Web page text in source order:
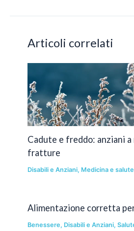
Articoli correlati
Cadute e freddo: anziani
fratture
Disabili e Anziani, Medicina e salute
Alimentazione corretta
Benessere, Disabili e Anziani,